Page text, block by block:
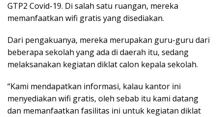
GTP2 Covid-19. Di salah satu ruangan, mereka
memanfaatkan wifi gratis yang disediakan.
Dari pengakuanya, mereka merupakan guru-guru dari
beberapa sekolah yang ada di daerah itu, sedang
melaksanakan kegiatan diklat calon kepala sekolah.
“Kami mendapatkan informasi, kalau kantor ini
menyediakan wifi gratis, oleh sebab itu kami datang
dan memanfaatkan fasilitas ini untuk kegiatan diklat